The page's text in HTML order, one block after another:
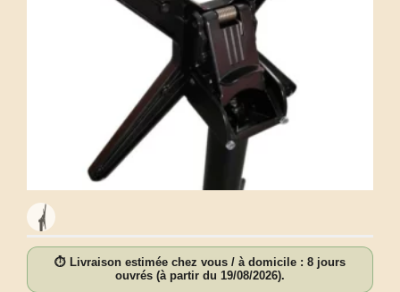
⏱ Livraison estimée chez vous / à domicile : 8 jours
ouvrés (à partir du 19/08/2026).